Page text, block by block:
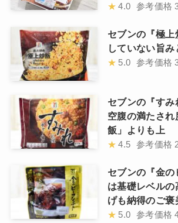
★ 4.0 参考価格
セブンの『極
していない旨
★ 5.0 参考価格
セブンの『すみ
空腹の満たさ
飯」よりも上
★ 4.5 参考価格
セブンの『金の
は基礎レベルの
げも納得のご褒
★ 5.0 参考価格